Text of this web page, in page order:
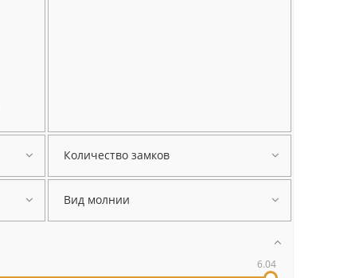
Количество замков
Вид молнии
6.04